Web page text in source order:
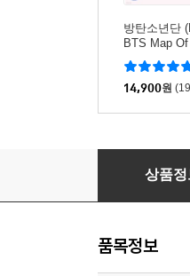
방탄소년단
BTS Map
ona (1/2/3/4
14,900원
RM (방탄소
상품정
품목정보